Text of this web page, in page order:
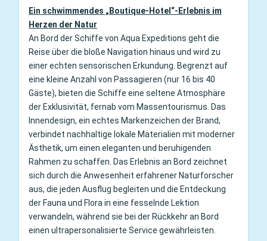
Ein schwimmendes „Boutique-Hotel“-Erlebnis im
Herzen der Natur
An Bord der Schiffe von Aqua Expeditions geht die
Reise über die bloße Navigation hinaus und wird zu
einer echten sensorischen Erkundung. Begrenzt auf
eine kleine Anzahl von Passagieren (nur 16 bis 40
Gäste), bieten die Schiffe eine seltene Atmosphäre
der Exklusivität, fernab vom Massentourismus. Das
Innendesign, ein echtes Markenzeichen der Brand,
verbindet nachhaltige lokale Materialien mit moderner
Ästhetik, um einen eleganten und beruhigenden
Rahmen zu schaffen. Das Erlebnis an Bord zeichnet
sich durch die Anwesenheit erfahrener Naturforscher
aus, die jeden Ausflug begleiten und die Entdeckung
der Fauna und Flora in eine fesselnde Lektion
verwandeln, während sie bei der Rückkehr an Bord
einen ultrapersonalisierte Service gewährleisten.